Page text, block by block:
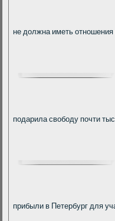
не должна иметь отношения
подарила свободу почти
прибыли в Петербург для